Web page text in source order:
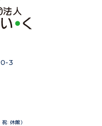
3
祝: 休館）